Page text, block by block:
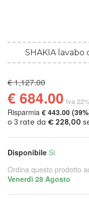
SHAKIA
€ 1,127.00
€ 684.00 Iva
Risparmia € 443.00
Disponibile Si
Ordina questo prodotto
Venerdì 28 Agosto